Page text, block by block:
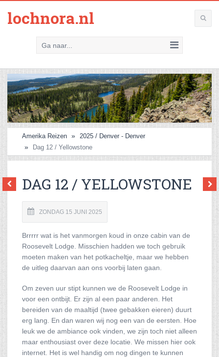
lochnora.nl
Ga naar...
Amerika Reizen
2025 / Denver - Denver
Dag 12 / Yellowstone
DAG 12 / YELLOWSTONE
ZONDAG 15 JUNI 2025
Brrrrr wat is het vanmorgen koud in onze cabin van de
Roosevelt Lodge. Misschien hadden we toch gebruik
moeten maken van het potkacheltje, maar we hebben
de uitleg daarvan aan ons voorbij laten gaan.
Om zeven uur stipt kunnen we de Roosevelt Lodge in
voor een ontbijt. Er zijn al een paar anderen. Het
bereiden van de maaltijd (twee gebakken eieren) duurt
erg lang. En dan waren wij nog een van de eersten. Hoe
leuk we de ambiance ook vinden, we zijn toch niet alleen
maar enthousiast over deze locatie. We missen hier ook
internet. Het is wel handig om nog dingen te kunnen